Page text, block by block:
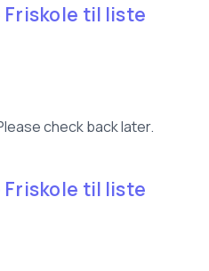
til liste
check back later.
til liste